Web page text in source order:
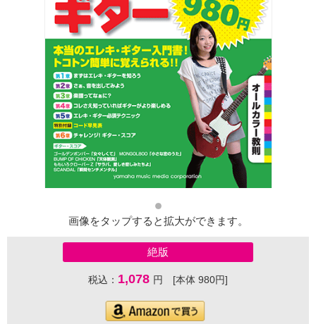
画像をタップすると拡大ができます。
絶版
税込： 1,078 円 [本体 980円]